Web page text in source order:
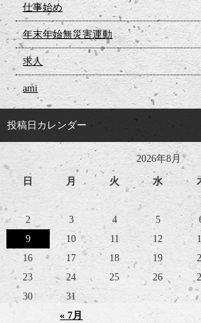
仕事始め
年末年始無災害運動
求人
ami
投稿日カレンダー
2026年8月
日 月 火 水
« 7月
2
3 4 5
9
10 11 12
16
17 18 19
23
24 25 26
30
31